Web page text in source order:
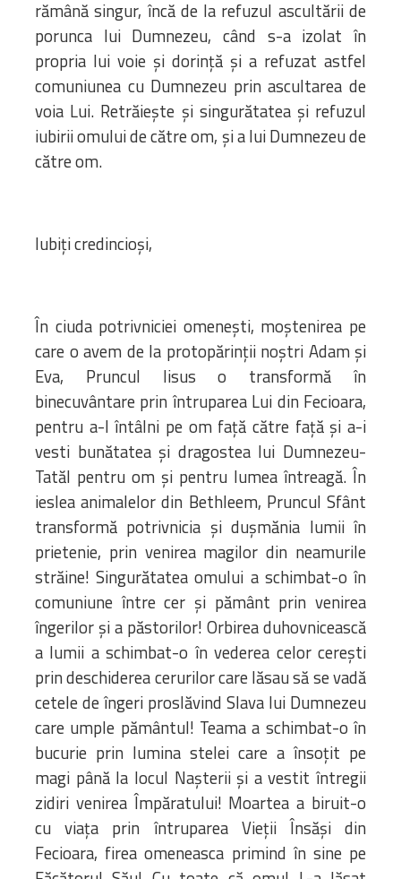
rămână singur, încă de la refuzul ascultării de
porunca lui Dumnezeu, când s-a izolat în
propria lui voie și dorință și a refuzat astfel
comuniunea cu Dumnezeu prin ascultarea de
voia Lui. Retrăiește și singurătatea și refuzul
iubirii omului de către om, și a lui Dumnezeu de
către om.
Iubiți credincioși,
În ciuda potrivniciei omenești, moștenirea pe
care o avem de la protopărinții noștri Adam și
Eva, Pruncul Iisus o transformă în
binecuvântare prin întruparea Lui din Fecioara,
pentru a-l întâlni pe om față către față și a-i
vesti bunătatea și dragostea lui Dumnezeu-
Tatăl pentru om și pentru lumea întreagă. În
ieslea animalelor din Bethleem, Pruncul Sfânt
transformă potrivnicia și dușmănia lumii în
prietenie, prin venirea magilor din neamurile
străine! Singurătatea omului a schimbat-o în
comuniune între cer și pământ prin venirea
îngerilor și a păstorilor! Orbirea duhovnicească
a lumii a schimbat-o în vederea celor cerești
prin deschiderea cerurilor care lăsau să se vadă
cetele de îngeri proslăvind Slava lui Dumnezeu
care umple pământul! Teama a schimbat-o în
bucurie prin lumina stelei care a însoțit pe
magi până la locul Nașterii și a vestit întregii
zidiri venirea Împăratului! Moartea a biruit-o
cu viața prin întruparea Vieții Însăși din
Fecioara, firea omeneasca primind în sine pe